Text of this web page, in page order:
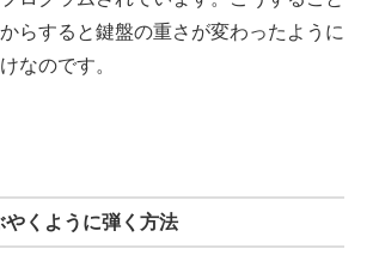
らすると鍵盤の重さが変わったように
なのです。
やくように弾く方法